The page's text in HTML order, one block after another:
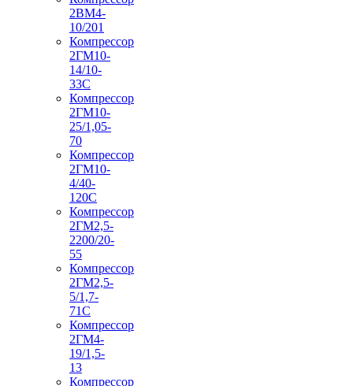
2ВМ4-
10/201
Компрессор
2ГМ10-
14/10-
33С
Компрессор
2ГМ10-
25/1,05-
70
Компрессор
2ГМ10-
4/40-
120С
Компрессор
2ГМ2,5-
2200/20-
55
Компрессор
2ГМ2,5-
5/1,7-
71С
Компрессор
2ГМ4-
19/1,5-
13
Компрессор